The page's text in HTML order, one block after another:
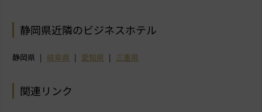
静岡県近隣のビジネスホテル
静岡県 岐阜県 愛知県 三重県
関連リンク